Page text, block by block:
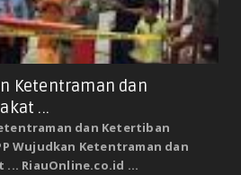
Ketentraman dan
...
dan Ketertiban
Wujudkan Ketentraman dan
RiauOnline.co.id ...